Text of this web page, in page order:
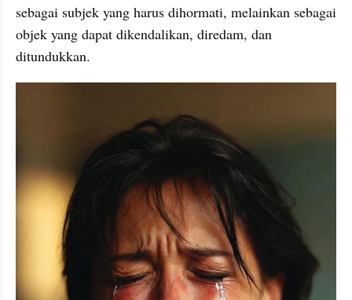
sebagai subjek yang harus dihormati, melainkan sebagai
objek yang dapat dikendalikan, diredam, dan
ditundukkan.